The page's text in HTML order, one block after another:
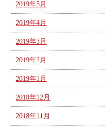
2019年5月
2019年4月
2019年3月
2019年2月
2019年1月
2018年12月
2018年11月